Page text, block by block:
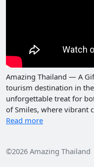
Amazing Thailand — A
tourism destination in
unforgettable treat for
of Smiles, where vibrant
Read more
©2026 Amazing Thailand